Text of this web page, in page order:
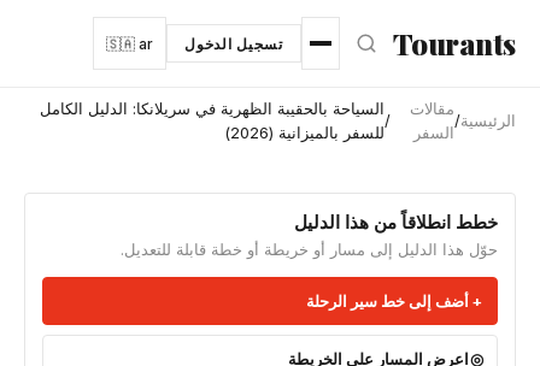
انتقل إلى المحتوى الرئيسي
Tourants تسجيل الدخول 🇸🇦 ar
الرئيسية/
مقالات
السفر
/
السياحة بالحقيبة الظهرية في سريلانكا: الدليل الكامل
للسفر بالميزانية (2026)
خطط انطلاقاً من هذا الدليل
حوّل هذا الدليل إلى مسار أو خريطة أو خطة قابلة للتعديل.
أضف إلى خط سير الرحلة
اعرض المسار على الخريطة